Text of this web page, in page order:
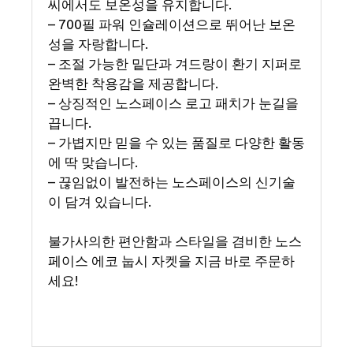
씨에서도 보온성을 유지합니다.
– 700필 파워 인슐레이션으로 뛰어난 보온
성을 자랑합니다.
– 조절 가능한 밑단과 겨드랑이 환기 지퍼로
완벽한 착용감을 제공합니다.
– 상징적인 노스페이스 로고 패치가 눈길을
끕니다.
– 가볍지만 믿을 수 있는 품질로 다양한 활동
에 딱 맞습니다.
– 끊임없이 발전하는 노스페이스의 신기술
이 담겨 있습니다.
불가사의한 편안함과 스타일을 겸비한 노스
페이스 에코 눕시 자켓을 지금 바로 주문하
세요!